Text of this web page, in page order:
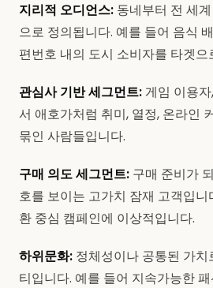
지리적 오디언스: 동네부터 전 세
으로 정의됩니다. 예를 들어 음식
편번호 내의 도시 소비자를 타겟으
관심사 기반 세그먼트: 게임 이용
서 애호가처럼 취미, 열정, 온라인
묶인 사람들입니다.
구매 의도 세그먼트: 구매 준비가
호를 보이는 고가치 잠재 고객입니
환 중심 캠페인에 이상적입니다.
하위문화: 정체성이나 공통된 가
티입니다. 예를 들어 지속가능한